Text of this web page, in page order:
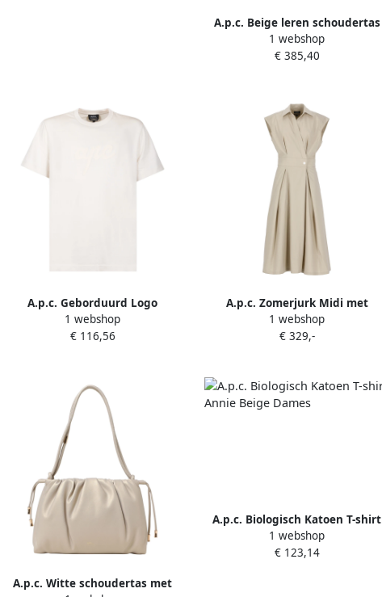
A.p.c. Beige leren schoudertas
met gouden gesp Beige Dames
1 webshop
€ 385,40
A.p.c. Geborduurd Logo
Katoenen T-shirt Beige
1 webshop
€ 116,56
A.p.c. Zomerjurk Midi met
Bloemenprint Beige Dames
1 webshop
€ 329,-
A.p.c. Witte schoudertas met
A.p.c. Biologisch Katoen T-shirt
Annie Beige Dames
1 webshop
€ 123,14